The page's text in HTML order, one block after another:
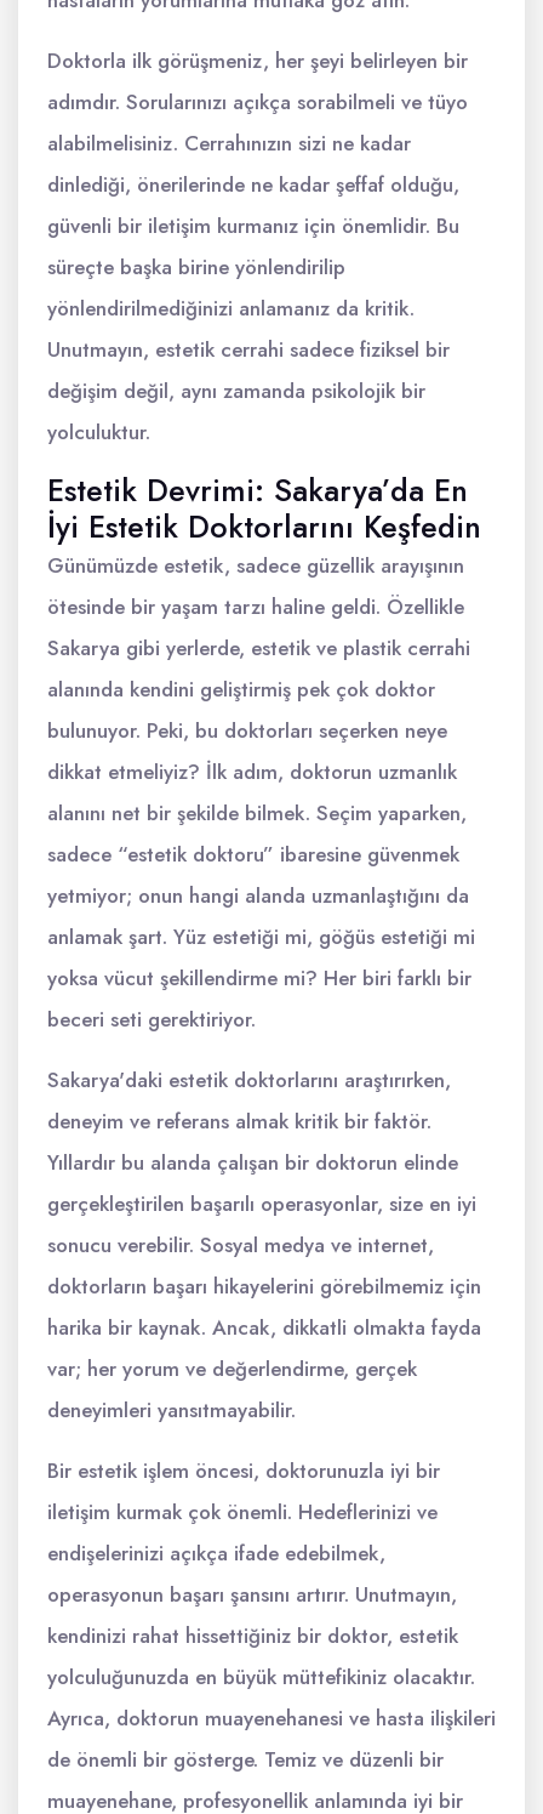
Doktorla ilk görüşmeniz, her şeyi belirleyen bir
adımdır. Sorularınızı açıkça sorabilmeli ve tüyo
alabilmelisiniz. Cerrahınızın sizi ne kadar
dinlediği, önerilerinde ne kadar şeffaf olduğu,
güvenli bir iletişim kurmanız için önemlidir. Bu
süreçte başka birine yönlendirilip
yönlendirilmediğinizi anlamanız da kritik.
Unutmayın, estetik cerrahi sadece fiziksel bir
değişim değil, aynı zamanda psikolojik bir
yolculuktur.
Estetik Devrimi: Sakarya’da En
İyi Estetik Doktorlarını Keşfedin
Günümüzde estetik, sadece güzellik arayışının
ötesinde bir yaşam tarzı haline geldi. Özellikle
Sakarya gibi yerlerde, estetik ve plastik cerrahi
alanında kendini geliştirmiş pek çok doktor
bulunuyor. Peki, bu doktorları seçerken neye
dikkat etmeliyiz? İlk adım, doktorun uzmanlık
alanını net bir şekilde bilmek. Seçim yaparken,
sadece “estetik doktoru” ibaresine güvenmek
yetmiyor; onun hangi alanda uzmanlaştığını da
anlamak şart. Yüz estetiği mi, göğüs estetiği mi
yoksa vücut şekillendirme mi? Her biri farklı bir
beceri seti gerektiriyor.
Sakarya'daki estetik doktorlarını araştırırken,
deneyim ve referans almak kritik bir faktör.
Yıllardır bu alanda çalışan bir doktorun elinde
gerçekleştirilen başarılı operasyonlar, size en iyi
sonucu verebilir. Sosyal medya ve internet,
doktorların başarı hikayelerini görebilmemiz için
harika bir kaynak. Ancak, dikkatli olmakta fayda
var; her yorum ve değerlendirme, gerçek
deneyimleri yansıtmayabilir.
Bir estetik işlem öncesi, doktorunuzla iyi bir
iletişim kurmak çok önemli. Hedeflerinizi ve
endişelerinizi açıkça ifade edebilmek,
operasyonun başarı şansını artırır. Unutmayın,
kendinizi rahat hissettiğiniz bir doktor, estetik
yolculuğunuzda en büyük müttefikiniz olacaktır.
Ayrıca, doktorun muayenehanesi ve hasta ilişkileri
de önemli bir gösterge. Temiz ve düzenli bir
muayenehane, profesyonellik anlamında iyi bir